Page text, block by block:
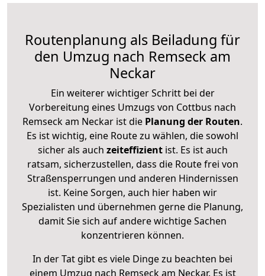
Routenplanung als Beiladung für
den Umzug nach Remseck am
Neckar
Ein weiterer wichtiger Schritt bei der
Vorbereitung eines Umzugs von Cottbus nach
Remseck am Neckar ist die Planung der Routen.
Es ist wichtig, eine Route zu wählen, die sowohl
sicher als auch zeiteffizientist. Es ist auch
ratsam, sicherzustellen, dass die Route frei von
Straßensperrungen und anderen Hindernissen
ist. Keine Sorgen, auch hier haben wir
Spezialisten und übernehmen gerne die Planung,
damit Sie sich auf andere wichtige Sachen
konzentrieren können.
In der Tat gibt es viele Dinge zu beachten bei
einem Umzug nach Remseck am Neckar. Es ist